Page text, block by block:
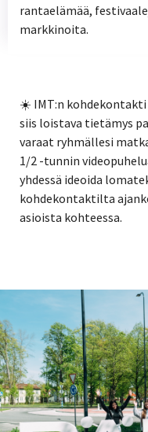
rantaelämää,
markkinoita.
☀️ IMT:n kohdekontakti
siis loistava tietämys
varaat ryhmällesi
1/2 -tunnin
yhdessä ideoida
kohdekontaktilta
asioista kohteessa.